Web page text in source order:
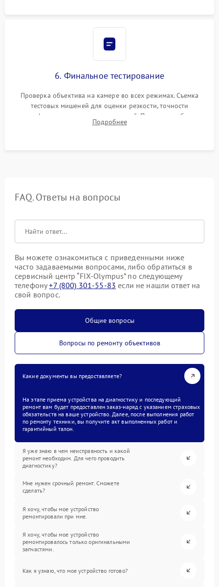
6. Финальное тестирование
Проверка объектива на камере во всех режимах. Съемка
тестовых мишеней для оценки резкости, точности
автофокуса и отсутствия искажений. Проверка работы
диафрагмы на закрытых значениях и тестирование
Подробнее
FAQ. Ответы на вопросы
Вы можете ознакомиться с приведенными ниже
часто задаваемыми вопросами, либо обратиться в
сервисный центр “FIX-Olympus” по следующему
телефону+7 (800) 301-55-83 если не нашли ответ на
свой вопрос.
Общие вопросы
Вопросы по ремонту объективов
Какие документы вы предоставляете?
На этапе приема устройства на диагностику и последующий
ремонт вам будет предоставлен заказ-наряд с указанием страховых
обязательств на ваше устройство. Далее, после выполнения работ
по ремонту техники, вы получите акт выполненных работ и
гарантийный талон.
Я уже знаю в чем неисправность и какой
ремонт необходим. Для чего проводить
диагностику?
Мне нужен срочный ремонт. Сможете
сделать?
Я хочу, чтобы мое устройство
ремонтировали при мне.
Я хочу, чтобы мое устройство
ремонтировалось только оригинальными
запчастями.
Как я узнаю, что мое устройство готово?